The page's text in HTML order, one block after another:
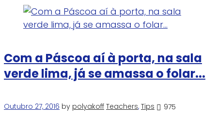
Autor:
polyakoff
Com a Páscoa aí à porta, na sala
verde lima, já se amassa o folar...
Outubro 27, 2016 by polyakoff Teachers, Tips 975